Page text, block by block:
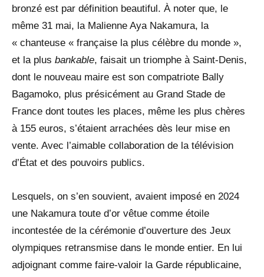
bronzé est par définition beautiful. À noter que, le
même 31 mai, la Malienne Aya Nakamura, la
« chanteuse « française la plus célèbre du monde »,
et la plus bankable, faisait un triomphe à Saint-Denis,
dont le nouveau maire est son compatriote Bally
Bagamoko, plus présicément au Grand Stade de
France dont toutes les places, même les plus chères
à 155 euros, s’étaient arrachées dès leur mise en
vente. Avec l’aimable collaboration de la télévision
d’État et des pouvoirs publics.
Lesquels, on s’en souvient, avaient imposé en 2024
une Nakamura toute d’or vêtue comme étoile
incontestée de la cérémonie d’ouverture des Jeux
olympiques retransmise dans le monde entier. En lui
adjoignant comme faire-valoir la Garde républicaine,